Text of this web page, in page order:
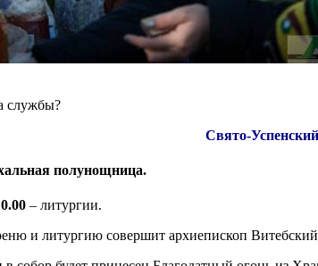
службы?
Свято-
полунощница.
– литургии.
и литургию совершит архиепископ